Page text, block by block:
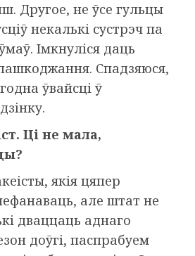
Другое, не ўсе гульцы
некалькі сустрэч па
Імкнуліся даць
Спадзяюся,
ўвайсці ў
Ці не мала,
якія цяпер
але штат не
дваццаць аднаго
доўгі, паспрабуем